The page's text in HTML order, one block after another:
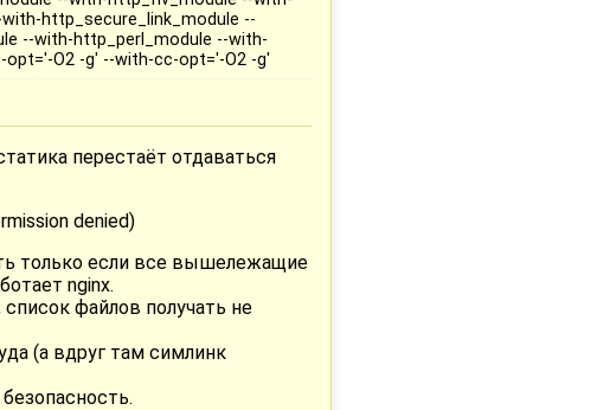
http_secure_link_module --
--with-http_perl_module --with-
O2 -g' --with-cc-opt='-O2 -g'
перестаёт отдаваться
denied)
только если все вышележащие
nginx.
файлов получать не
(а вдруг там симлинк